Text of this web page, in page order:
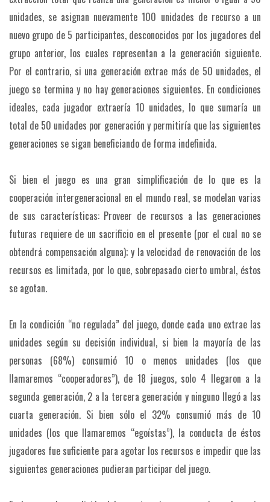
unidades, se asignan nuevamente 100 unidades de recurso a un
nuevo grupo de 5 participantes, desconocidos por los jugadores del
grupo anterior, los cuales representan a la generación siguiente.
Por el contrario, si una generación extrae más de 50 unidades, el
juego se termina y no hay generaciones siguientes. En condiciones
ideales, cada jugador extraería 10 unidades, lo que sumaría un
total de 50 unidades por generación y permitiría que las siguientes
generaciones se sigan beneficiando de forma indefinida.
Si bien el juego es una gran simplificación de lo que es la
cooperación intergeneracional en el mundo real, se modelan varias
de sus características: Proveer de recursos a las generaciones
futuras requiere de un sacrificio en el presente (por el cual no se
obtendrá compensación alguna); y la velocidad de renovación de los
recursos es limitada, por lo que, sobrepasado cierto umbral, éstos
se agotan.
En la condición “no regulada” del juego, donde cada uno extrae las
unidades según su decisión individual, si bien la mayoría de las
personas (68%) consumió 10 o menos unidades (los que
llamaremos “cooperadores”), de 18 juegos, solo 4 llegaron a la
segunda generación, 2 a la tercera generación y ninguno llegó a las
cuarta generación. Si bien sólo el 32% consumió más de 10
unidades (los que llamaremos “egoístas”), la conducta de éstos
jugadores fue suficiente para agotar los recursos e impedir que las
siguientes generaciones pudieran participar del juego.